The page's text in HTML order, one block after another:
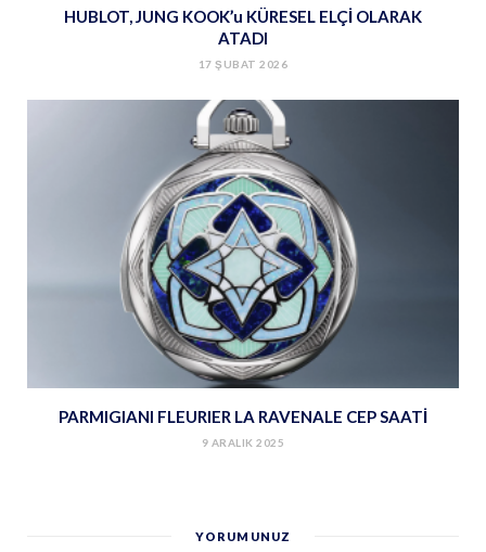
HUBLOT, JUNG KOOK’u KÜRESEL ELÇİ OLARAK
ATADI
17 ŞUBAT 2026
PARMIGIANI FLEURIER LA RAVENALE CEP SAATİ
9 ARALIK 2025
YORUMUNUZ